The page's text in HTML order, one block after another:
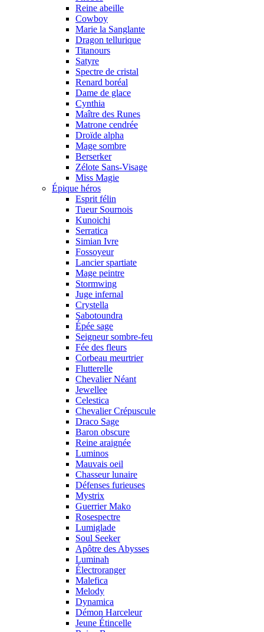
Reine abeille
Cowboy
Marie la Sanglante
Dragon tellurique
Titanours
Satyre
Spectre de cristal
Renard boréal
Dame de glace
Cynthia
Maître des Runes
Matrone cendrée
Droïde alpha
Mage sombre
Berserker
Zélote Sans-Visage
Miss Magie
Épique héros
Esprit félin
Tueur Sournois
Kunoichi
Serratica
Simian Ivre
Fossoyeur
Lancier spartiate
Mage peintre
Stormwing
Juge infernal
Crystella
Sabotoundra
Épée sage
Seigneur sombre-feu
Fée des fleurs
Corbeau meurtrier
Flutterelle
Chevalier Néant
Jewellee
Celestica
Chevalier Crépuscule
Draco Sage
Baron obscure
Reine araignée
Luminos
Mauvais oeil
Chasseur lunaire
Défenses furieuses
Mystrix
Guerrier Mako
Rosespectre
Lumiglade
Soul Seeker
Apôtre des Abysses
Luminah
Électroranger
Malefica
Melody
Dynamica
Démon Harceleur
Jeune Étincelle